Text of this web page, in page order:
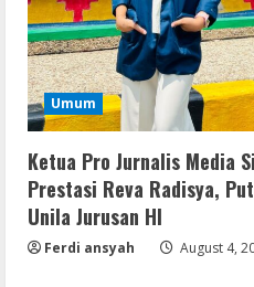
Umum
Ketua Pro Jurnalis Media
Prestasi Reva Radisya,
Unila Jurusan HI
Ferdi ansyah August 4,
5
Doakan
August 4,
1
Serialers
MATLAB
August 6,
Serialers
Ableton